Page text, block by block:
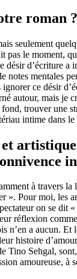
roman ?
seulement
pas le
d’écriture
mentales
ce désir
autour, mais
trouver une
intime dans
à travers
Pour moi, les
on se dit
réflexion
a aucun.
histoire
Sehgal,
amoureuse, à